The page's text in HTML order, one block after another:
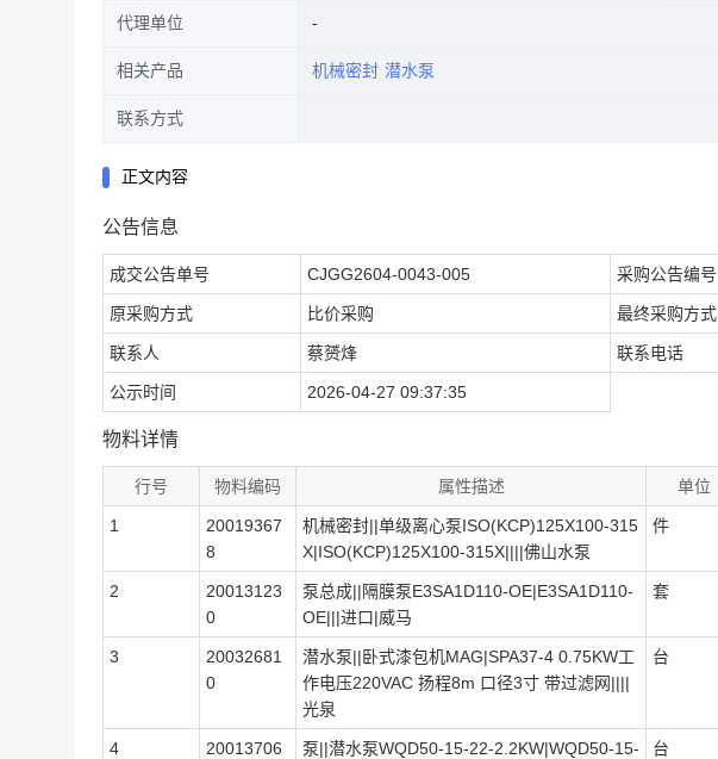
代理单位
相关产品 机械密封 潜水泵
联系方式
正文内容
公告信息
成交公告单号 CJGG2604-0043-005 采购公告编号
原采购方式 比价采购 最终采购方式
联系人 蔡赟烽 联系电话
公示时间 2026-04-27 09:37:35
物料详情
行号 物料编码 属性描述 单位
1
20019367
8
机械密封||单级离心泵ISO(KCP)125X100-315
X|ISO(KCP)125X100-315X||||佛山水泵
件
2
20013123
0
泵总成||隔膜泵E3SA1D110-OE|E3SA1D110-
OE|||进口|威马
套
3
20032681
0
潜水泵||卧式漆包机MAG|SPA37-4 0.75KW工
作电压220VAC 扬程8m 口径3寸 带过滤网||||
光泉
台
4
20013706
泵||潜水泵WQD50-15-22-2.2KW|WQD50-15-
台